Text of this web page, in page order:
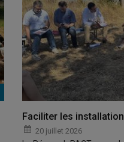
Faciliter les
20 juillet 2026